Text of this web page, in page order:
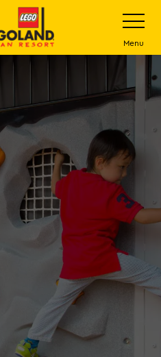
打
開
網
站
菜
單
Menu